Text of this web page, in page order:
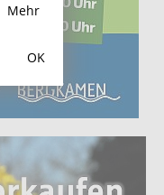
Mehr
OK